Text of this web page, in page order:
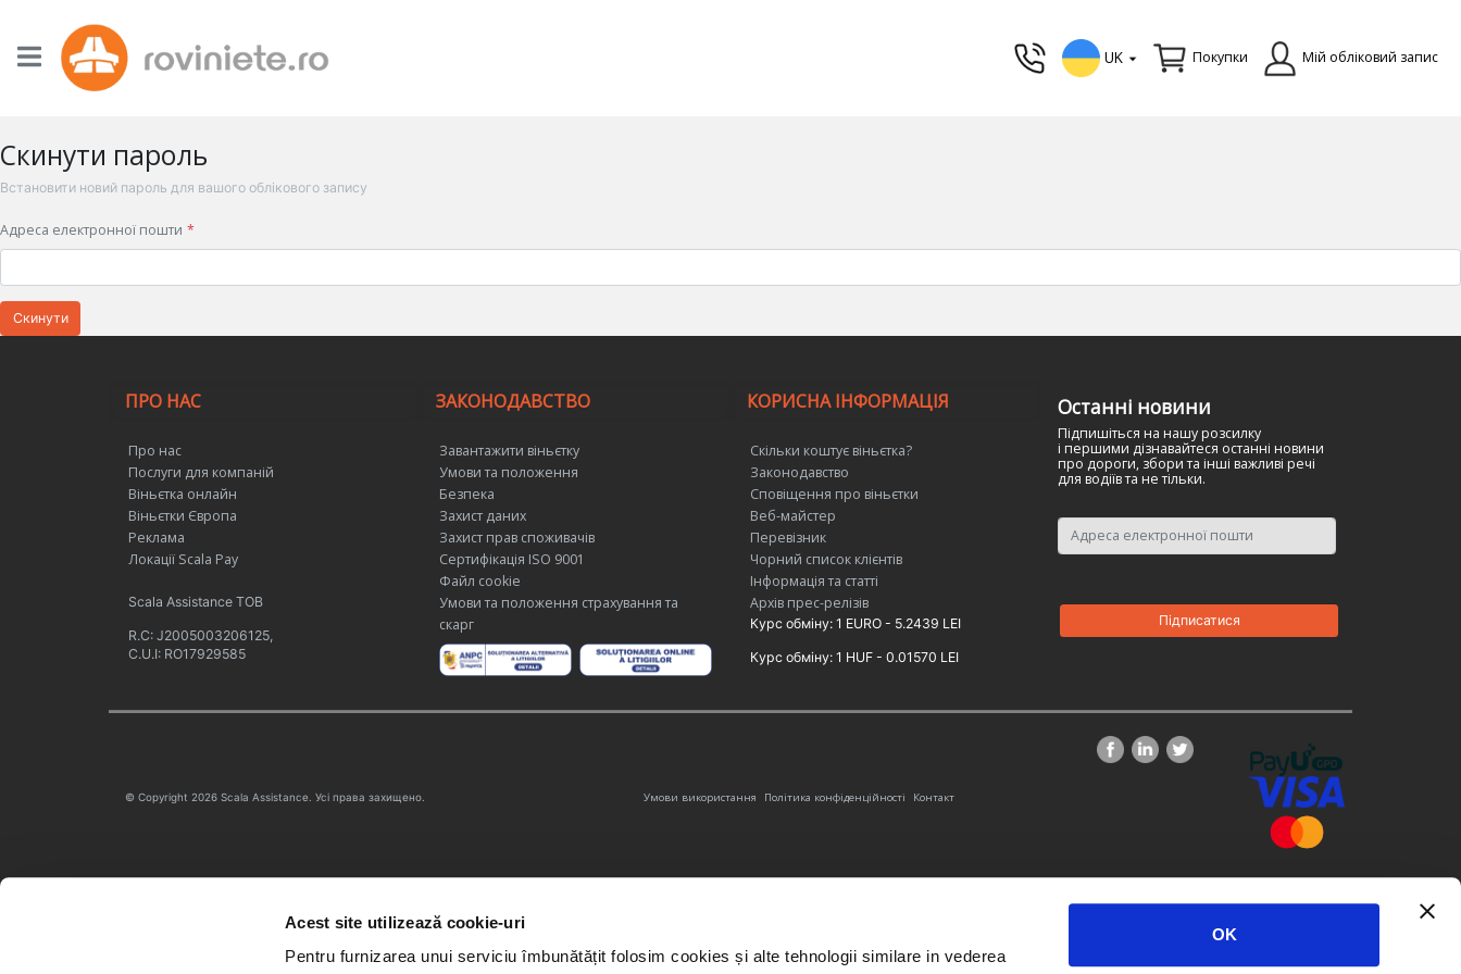
Acest site utilizează cookie-uri
Pentru furnizarea unui serviciu îmbunătățit folosim cookies și alte tehnologii similare in vederea
OK
UK Покупки Мій обліковий запис
Скинути пароль
Встановити новий пароль для вашого облікового запису
Адреса електронної пошти
Скинути
ПРО НАС
Про нас
Послуги для компаній
Віньєтка онлайн
Віньєтки Європа
Реклама
Локації Scala Pay
Scala Assistance ТОВ
R.C: J2005003206125,
C.U.I: RO17929585
ЗАКОНОДАВСТВО
Завантажити віньєтку
Умови та положення
Безпека
Захист даних
Захист прав споживачів
Сертифікація ISO 9001
Файл cookie
Умови та положення страхування та
скарг
КОРИСНА ІНФОРМАЦІЯ
Скільки коштує віньєтка?
Законодавство
Сповіщення про віньєтки
Веб-майстер
Перевізник
Чорний список клієнтів
Інформація та статті
Архів прес-релізів
Курс обміну: 1 EURO - 5.2439 LEI
Курс обміну: 1 HUF - 0.01570 LEI
Останні новини
Підпишіться на нашу розсилку
і першими дізнавайтеся останні новини
про дороги, збори та інші важливі речі
для водіїв та не тільки.
© Copyright 2026 Scala Assistance. Усі права захищено. Умови використання Політика конфіденційності Контакт